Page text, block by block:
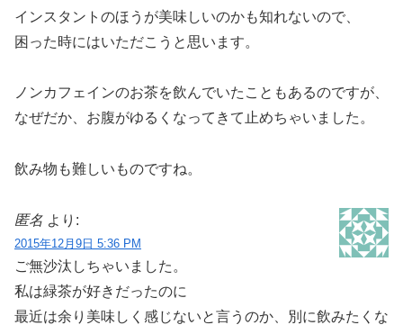
インスタントのほうが美味しいのかも知れないので、
困った時にはいただこうと思います。
ノンカフェインのお茶を飲んでいたこともあるのですが、
なぜだか、お腹がゆるくなってきて止めちゃいました。
飲み物も難しいものですね。
匿名 より:
2015年12月9日 5:36 PM
ご無沙汰しちゃいました。
私は緑茶が好きだったのに
最近は余り美味しく感じないと言うのか、別に飲みたくな